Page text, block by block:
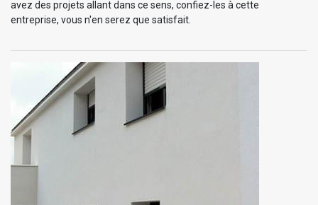
avez des projets allant dans ce sens, confiez-les à cette
entreprise, vous n'en serez que satisfait.